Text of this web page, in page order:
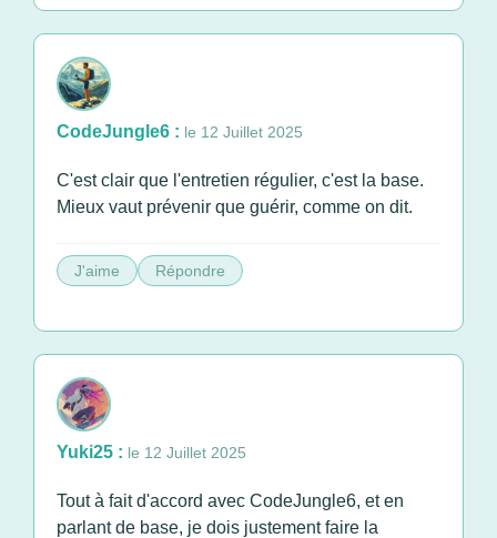
CodeJungle6 : le 12 Juillet 2025
C'est clair que l'entretien régulier, c'est la base.
Mieux vaut prévenir que guérir, comme on dit.
J'aime Répondre
Yuki25 : le 12 Juillet 2025
Tout à fait d'accord avec CodeJungle6, et en
parlant de base, je dois justement faire la